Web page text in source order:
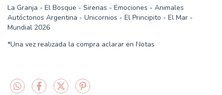
La Granja - El Bosque - Sirenas - Emociones - Animales
Autóctonos Argentina - Unicornios - El Principito - El Mar -
Mundial 2026
*Una vez realizada la compra aclarar en Notas